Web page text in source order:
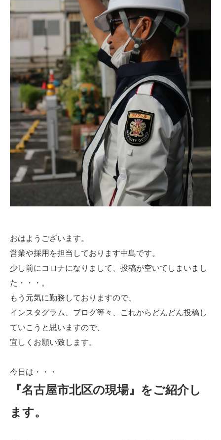
おはようございます。
営業や採用を担当しております中島です。
少し前にコロナになりまして、投稿が空いてしまいまし
た・・・。
もう元気に勤務しておりますので、
インスタグラム、ブログ等々、これからどんどん投稿し
ていこうと思いますので、
宜しくお願い致します。
今日は・・・
『名古屋市北区の現場』 をご紹介し
ます。